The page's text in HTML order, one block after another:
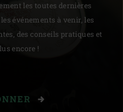
les toutes dernières
événements à venir, les
des conseils pratiques et
encore !